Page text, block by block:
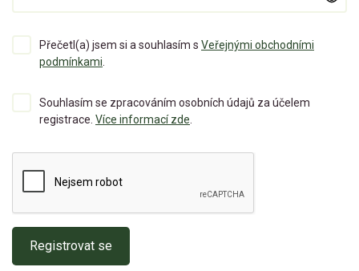
Přečetl(a) jsem si a souhlasím s Veřejnými obchodními
podmínkami.
Souhlasím se zpracováním osobních údajů za účelem
registrace. Více informací zde.
Registrovat se